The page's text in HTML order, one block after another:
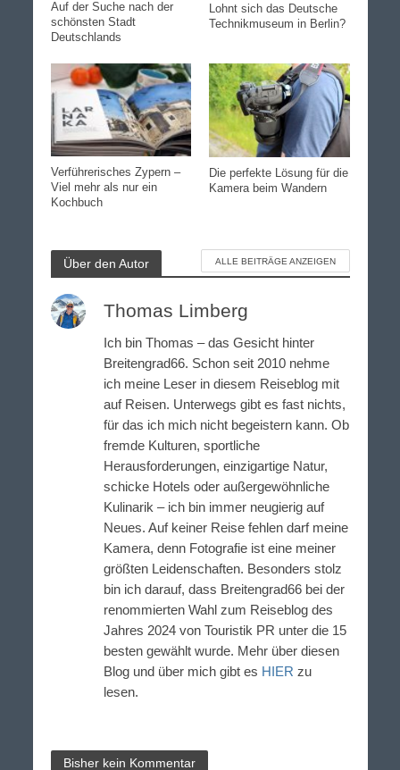
Auf der Suche nach der
schönsten Stadt
Deutschlands
Lohnt sich das Deutsche
Technikmuseum in Berlin?
Verführerisches Zypern –
Viel mehr als nur ein
Kochbuch
Die perfekte Lösung für die
Kamera beim Wandern
Über den Autor ALLE BEITRÄGE ANZEIGEN
Thomas Limberg
Ich bin Thomas – das Gesicht hinter
Breitengrad66. Schon seit 2010 nehme
ich meine Leser in diesem Reiseblog mit
auf Reisen. Unterwegs gibt es fast nichts,
für das ich mich nicht begeistern kann. Ob
fremde Kulturen, sportliche
Herausforderungen, einzigartige Natur,
schicke Hotels oder außergewöhnliche
Kulinarik – ich bin immer neugierig auf
Neues. Auf keiner Reise fehlen darf meine
Kamera, denn Fotografie ist eine meiner
größten Leidenschaften. Besonders stolz
bin ich darauf, dass Breitengrad66 bei der
renommierten Wahl zum Reiseblog des
Jahres 2024 von Touristik PR unter die 15
besten gewählt wurde. Mehr über diesen
Blog und über mich gibt es HIER zu
lesen.
Bisher kein Kommentar